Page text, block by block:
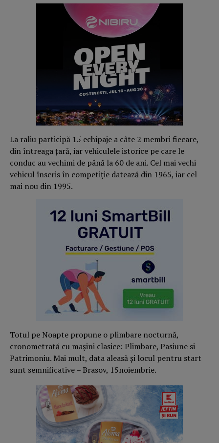
La raliu participă 15 echipaje a câte 2 membri fiecare,
din întreaga țară, iar vehiculele istorice pe care le
conduc au vechimi de până la 60 de ani. Cel mai vechi
vehicul înscris în competiție datează din 1965, iar cel
mai nou din 1995.
Totul pe Noapte propune o plimbare nocturnă,
cronometrată cu mașini clasice: Plimbare, Pasiune si
Patrimoniu. Mai mult, data aleasă și locul pentru start
sunt semnificative – Brasov, 15noiembrie.